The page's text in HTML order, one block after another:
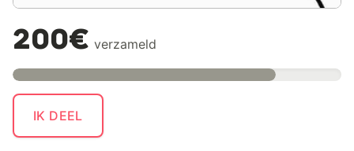
200€ verzameld
IK DEEL